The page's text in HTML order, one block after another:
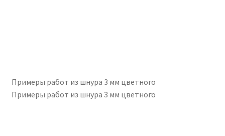
Примеры работ из шнура 3 мм цветного
Примеры работ из шнура 3 мм цветного